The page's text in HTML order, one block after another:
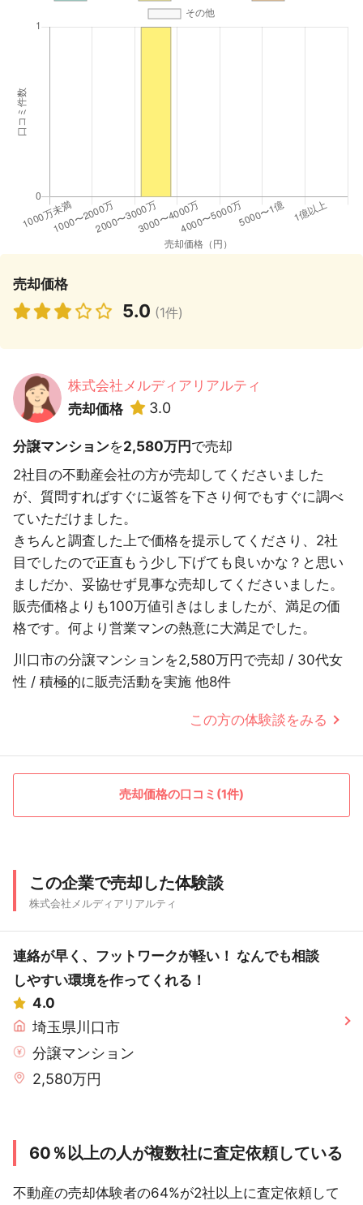
売却価格
5.0 (1件)
株式会社メルディアリアルティ
売却価格
3.0
分譲マンションを2,580万円で売却
2社目の不動産会社の方が売却してくださいました
が、質問すればすぐに返答を下さり何でもすぐに調べ
ていただけました。
きちんと調査した上で価格を提示してくださり、2社
目でしたので正直もう少し下げても良いかな？と思い
ましだか、妥協せず見事な売却してくださいました。
販売価格よりも100万値引きはしましたが、満足の価
格です。何より営業マンの熱意に大満足でした。
川口市の分譲マンションを2,580万円で売却 / 30代女
性 / 積極的に販売活動を実施 他8件
この方の体験談をみる
売却価格の口コミ(1件)
この企業で売却した体験談
株式会社メルディアリアルティ
連絡が早く、フットワークが軽い！ なんでも相談
しやすい環境を作ってくれる！
4.0
埼玉県川口市
分譲マンション
2,580万円
60％以上の人が複数社に査定依頼している
不動産の売却体験者の64%が2社以上に査定依頼して